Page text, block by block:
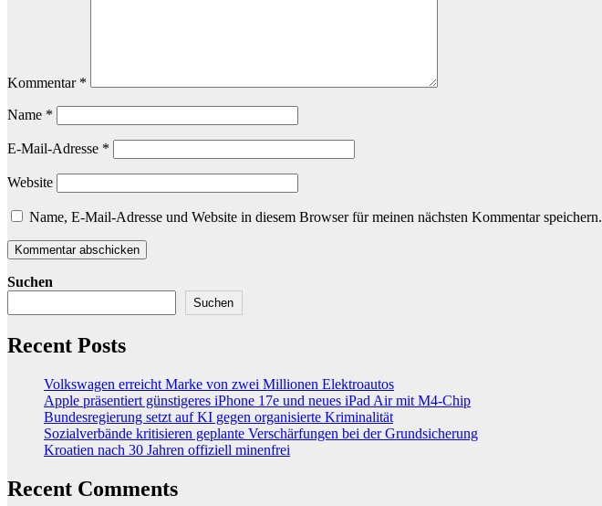
Kommentar *
Name *
E-Mail-Adresse *
Website
Name, E-Mail-Adresse und Website in diesem Browser für meinen nächsten Kommentar speichern.
Suchen
Suchen
Recent Posts
Volkswagen erreicht Marke von zwei Millionen Elektroautos
Apple präsentiert günstigeres iPhone 17e und neues iPad Air mit M4-Chip
Bundesregierung setzt auf KI gegen organisierte Kriminalität
Sozialverbände kritisieren geplante Verschärfungen bei der Grundsicherung
Kroatien nach 30 Jahren offiziell minenfrei
Recent Comments